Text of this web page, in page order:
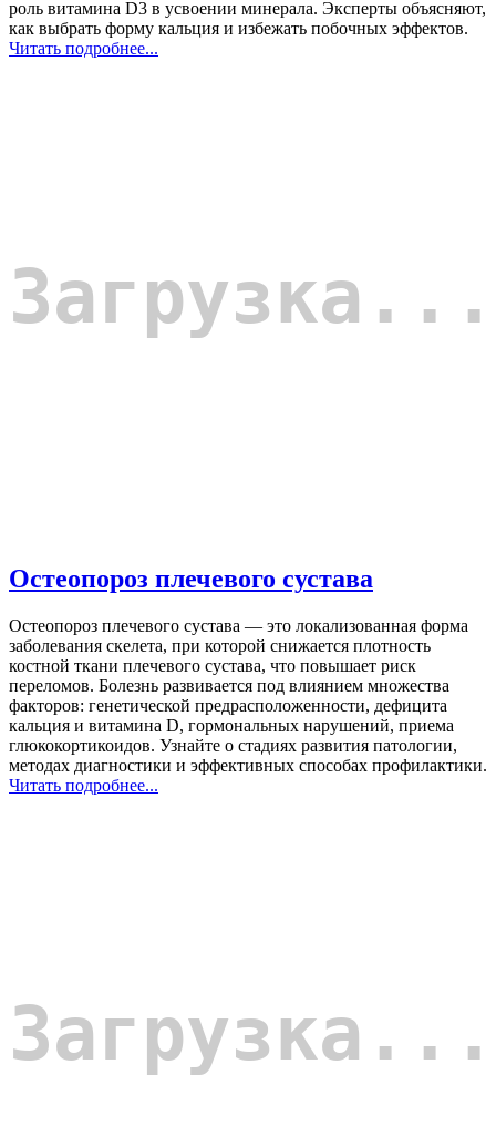
роль витамина D3 в усвоении минерала. Эксперты объясняют,
как выбрать форму кальция и избежать побочных эффектов.
Читать подробнее...
Остеопороз плечевого сустава
Остеопороз плечевого сустава — это локализованная форма
заболевания скелета, при которой снижается плотность
костной ткани плечевого сустава, что повышает риск
переломов. Болезнь развивается под влиянием множества
факторов: генетической предрасположенности, дефицита
кальция и витамина D, гормональных нарушений, приема
глюкокортикоидов. Узнайте о стадиях развития патологии,
методах диагностики и эффективных способах профилактики.
Читать подробнее...